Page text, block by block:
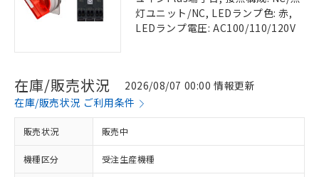
灯ユニット/NC, LEDランプ色: 赤,
LEDランプ電圧: AC100/110/120V
在庫/販売状況
2026/08/07 00:00 情報更新
在庫/販売状況 ご利用条件
販売状況 販売中
機種区分 受注生産機種